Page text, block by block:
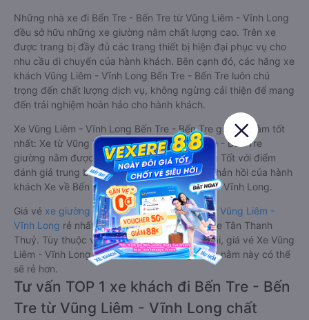
Những nhà xe đi Bến Tre - Bến Tre từ Vũng Liêm - Vĩnh Long
đều sở hữu những xe giường nằm chất lượng cao. Trên xe
được trang bị đầy đủ các trang thiết bị hiện đại phục vụ cho
nhu cầu di chuyển của hành khách. Bên cạnh đó, các hãng xe
khách Vũng Liêm - Vĩnh Long Bến Tre - Bến Tre luôn chú
trọng đến chất lượng dịch vụ, không ngừng cải thiện để mang
đến trải nghiệm hoàn hảo cho hành khách.
Xe Vũng Liêm - Vĩnh Long Bến Tre - Bến Tre giường nằm tốt
nhất: Xe từ Vũng Liêm - Vĩnh Long đi Bến Tre - Bến Tre
giường nằm được đánh giá chung chất lượng Tốt với điểm
đánh giá trung bình từ 4.3/5 dựa trên 1141 phản hồi của hành
khách Xe về Bến Tre - Bến Tre từ Vũng Liêm - Vĩnh Long.
Giá vé xe giường nằm đi Bến Tre - Bến Tre từ Vũng Liêm -
Vĩnh Long rẻ nhất là 120000VND của hãng xe Tân Thanh
Thuỷ. Tùy thuộc vào chương trình khuyến mãi, giá vé Xe Vũng
Liêm - Vĩnh Long đi Bến Tre - Bến Tre giường nằm này có thể
sẽ rẻ hơn.
Tư vấn TOP 1 xe khách đi Bến Tre - Bến
Tre từ Vũng Liêm - Vĩnh Long chất